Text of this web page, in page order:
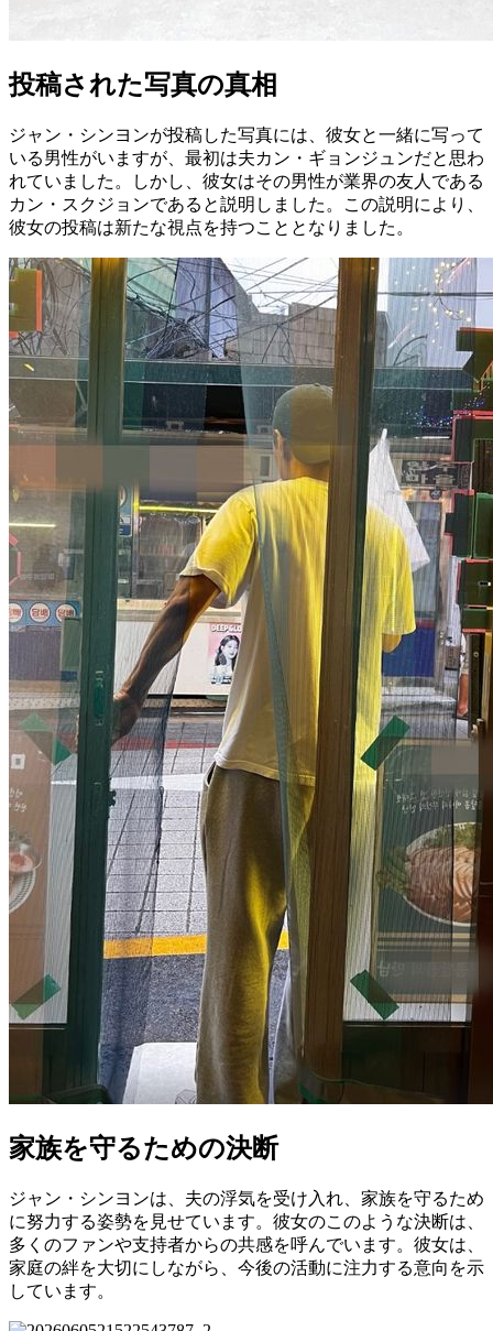
投稿された写真の真相
ジャン・シンヨンが投稿した写真には、彼女と一緒に写って
いる男性がいますが、最初は夫カン・ギョンジュンだと思わ
れていました。しかし、彼女はその男性が業界の友人である
カン・スクジョンであると説明しました。この説明により、
彼女の投稿は新たな視点を持つこととなりました。
家族を守るための決断
ジャン・シンヨンは、夫の浮気を受け入れ、家族を守るため
に努力する姿勢を見せています。彼女のこのような決断は、
多くのファンや支持者からの共感を呼んでいます。彼女は、
家庭の絆を大切にしながら、今後の活動に注力する意向を示
しています。